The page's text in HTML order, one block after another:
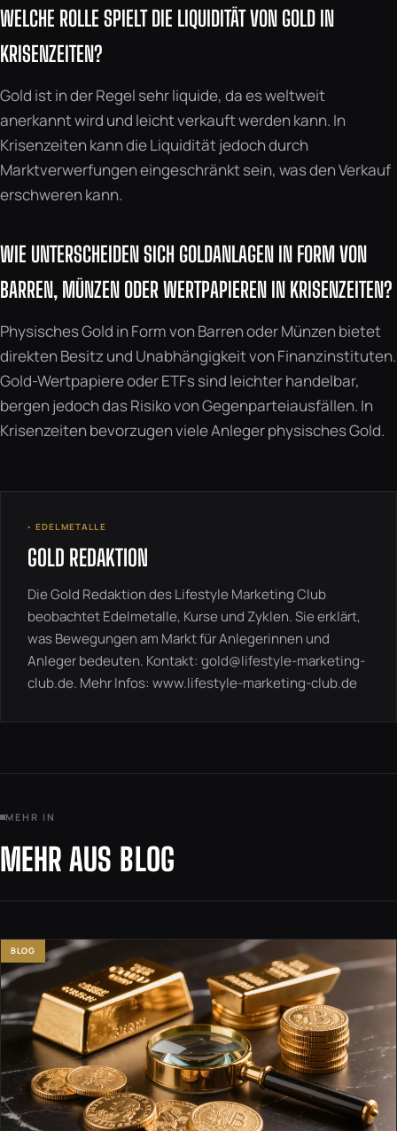
WELCHE ROLLE SPIELT DIE LIQUIDITÄT VON GOLD IN
KRISENZEITEN?
Gold ist in der Regel sehr liquide, da es weltweit
anerkannt wird und leicht verkauft werden kann. In
Krisenzeiten kann die Liquidität jedoch durch
Marktverwerfungen eingeschränkt sein, was den Verkauf
erschweren kann.
WIE UNTERSCHEIDEN SICH GOLDANLAGEN IN FORM VON
BARREN, MÜNZEN ODER WERTPAPIEREN IN KRISENZEITEN?
Physisches Gold in Form von Barren oder Münzen bietet
direkten Besitz und Unabhängigkeit von Finanzinstituten.
Gold-Wertpapiere oder ETFs sind leichter handelbar,
bergen jedoch das Risiko von Gegenparteiausfällen. In
Krisenzeiten bevorzugen viele Anleger physisches Gold.
◦ EDELMETALLE
GOLD REDAKTION
Die Gold Redaktion des Lifestyle Marketing Club
beobachtet Edelmetalle, Kurse und Zyklen. Sie erklärt,
was Bewegungen am Markt für Anlegerinnen und
Anleger bedeuten. Kontakt:gold@lifestyle-marketing-
club.de. Mehr Infos:www.lifestyle-marketing-club.de
MEHR IN
MEHR AUS BLOG
BLOG